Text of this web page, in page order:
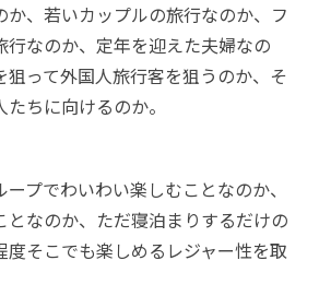
か、若いカップルの旅行なのか、フ
行なのか、定年を迎えた夫婦なの
狙って外国人旅行客を狙うのか、そ
ちに向けるのか。
プでわいわい楽しむことなのか、
となのか、ただ寝泊まりするだけの
度そこでも楽しめるレジャー性を取